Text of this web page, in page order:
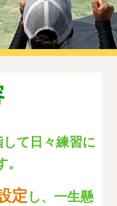
して日々練習に
定 し、一生懸